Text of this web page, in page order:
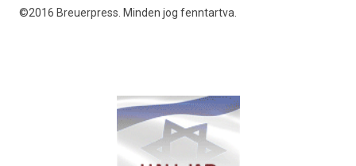
©2016 Breuerpress. Minden jog fenntartva.